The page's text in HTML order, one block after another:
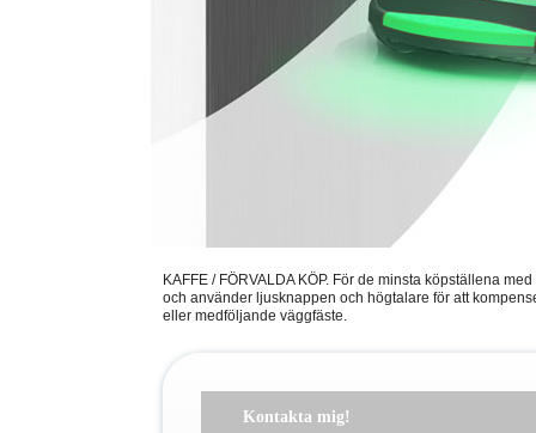
KAFFE / FÖRVALDA KÖP. För de minsta köpställena
och använder ljusknappen och högtalare för att
eller medföljande väggfäste.
Kontakta mig!